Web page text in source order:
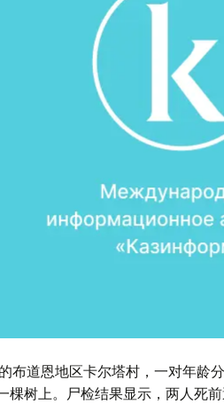
布道恩地区卡尔塔村，一对年龄
棵树上。尸检结果显示，两人死